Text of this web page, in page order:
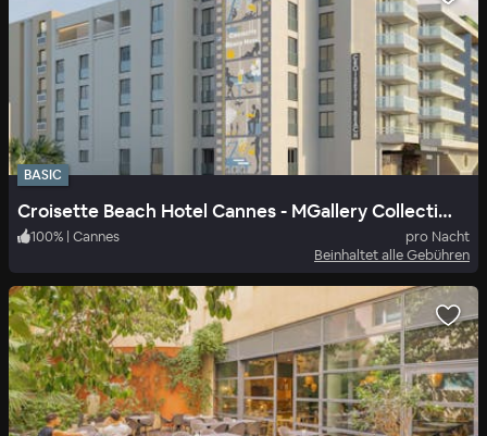
BASIC
Croisette Beach Hotel Cannes - MGallery Collection
100% | Cannes
pro Nacht
Beinhaltet alle Gebühren